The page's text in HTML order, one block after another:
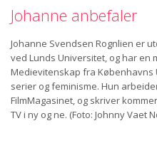
Johanne anbefaler
Johanne Svendsen Rognlien er
ved Lunds Universitet, og har en
Medievitenskap fra
serier og feminisme. Hun
FilmMagasinet, og skriver
TV i ny og ne. (Foto: Johnny Vaet